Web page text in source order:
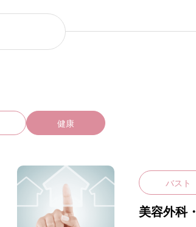
健康
バスト
美容外科